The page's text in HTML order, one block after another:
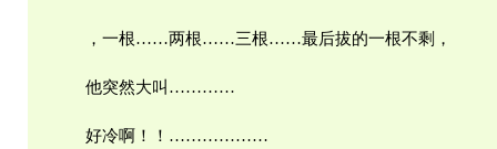
，一根……两根……三根……最后拔的一根不剩，
他突然大叫…………
好冷啊！！………………